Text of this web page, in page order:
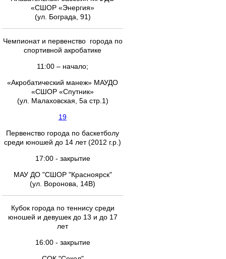
«СШОР «Энергия»
(ул. Бограда, 91)
Чемпионат и первенство города по
спортивной акробатике
11:00 – начало;
«Акробатический манеж» МАУДО
«СШОР «Спутник»
(ул. Малаховская, 5а стр.1)
19
Первенство города по баскетболу
среди юношей до 14 лет (2012 г.р.)
17:00 - закрытие
МАУ ДО "СШОР "Красноярск"
(ул. Воронова, 14В)
Кубок города по теннису среди
юношей и девушек до 13 и до 17
лет
16:00 - закрытие